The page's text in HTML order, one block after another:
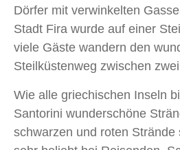
Dörfer mit verwinkelten
Stadt Fira wurde auf einer
viele Gäste wandern den
Steilküstenweg zwischen
Wie alle griechischen Inseln
Santorini wunderschöne
schwarzen und roten Strände